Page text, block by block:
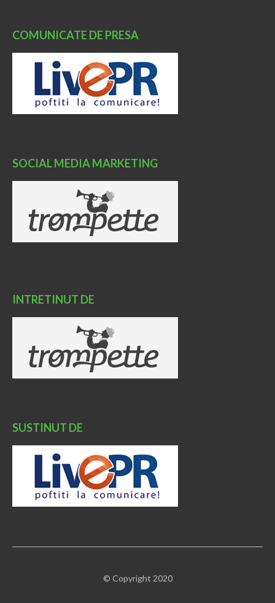
COMUNICATE DE PRESA
SOCIAL MEDIA MARKETING
INTRETINUT DE
SUSTINUT DE
© Copyright 2020